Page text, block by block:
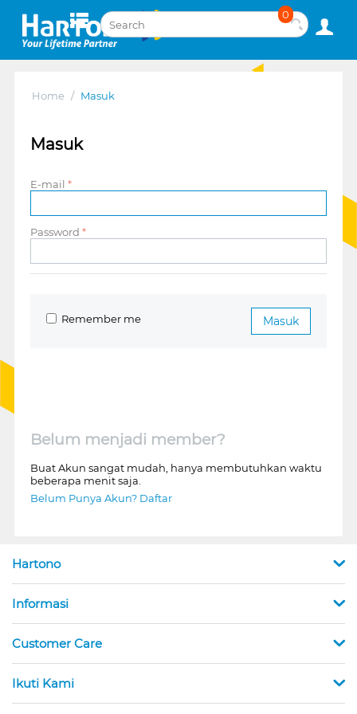
0
Home / Masuk
Masuk
E-mail
Password
Masuk
Remember me
Belum menjadi member?
Buat Akun sangat mudah, hanya membutuhkan waktu
beberapa menit saja.
Belum Punya Akun? Daftar
Hartono
Informasi
Customer Care
Ikuti Kami